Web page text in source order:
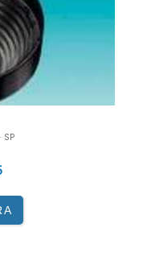
SP